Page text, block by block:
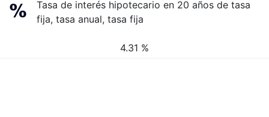
Tasa de interés hipotecario en 20 años de tasa
fija, tasa anual, tasa fija
4.31 %